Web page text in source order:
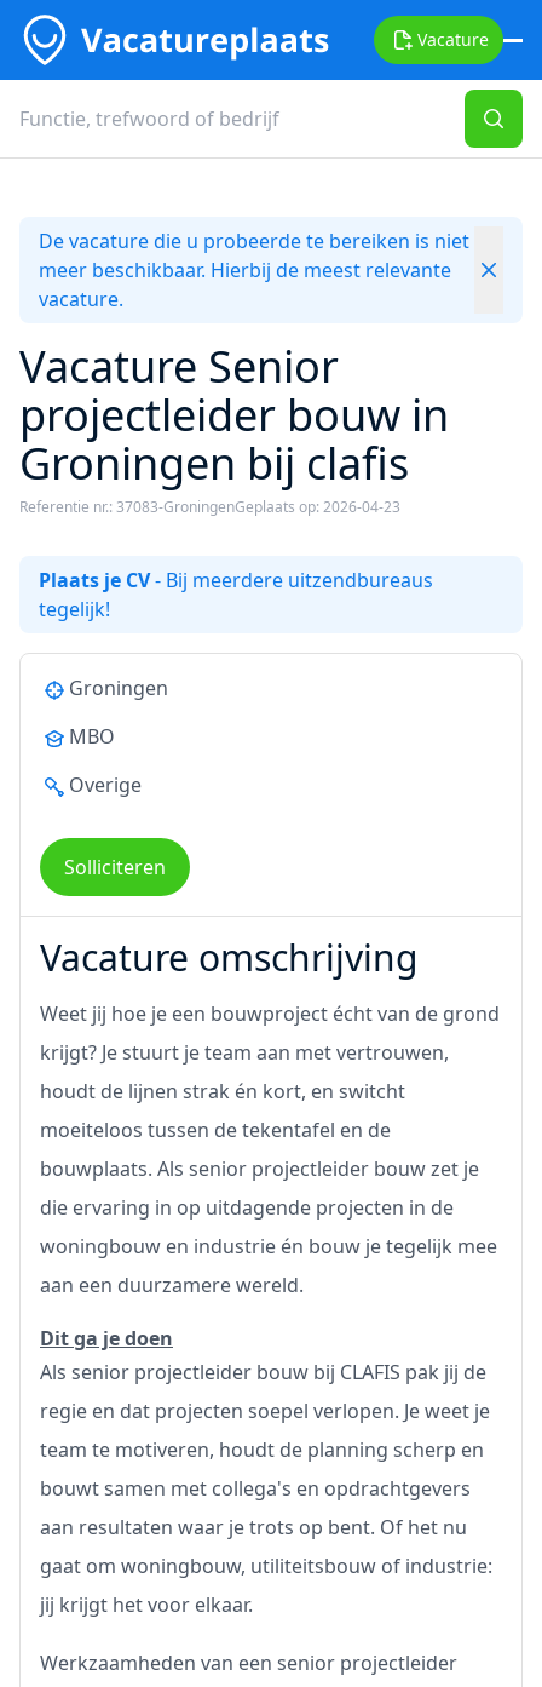
Vacature
De vacature die u probeerde te bereiken is niet
meer beschikbaar. Hierbij de meest relevante
vacature.
Vacature Senior
projectleider bouw in
Groningen bij clafis
Referentie nr.: 37083-GroningenGeplaats op: 2026-04-23
Plaats je CV- Bij meerdere uitzendbureaus
tegelijk!
Groningen
MBO
Overige
Solliciteren
Vacature omschrijving
Weet jij hoe je een bouwproject écht van de grond
krijgt? Je stuurt je team aan met vertrouwen,
houdt de lijnen strak én kort, en switcht
moeiteloos tussen de tekentafel en de
bouwplaats. Als senior projectleider bouw zet je
die ervaring in op uitdagende projecten in de
woningbouw en industrie én bouw je tegelijk mee
aan een duurzamere wereld.
Dit ga je doen
Als senior projectleider bouw bij CLAFIS pak jij de
regie en dat projecten soepel verlopen. Je weet je
team te motiveren, houdt de planning scherp en
bouwt samen met collega's en opdrachtgevers
aan resultaten waar je trots op bent. Of het nu
gaat om woningbouw, utiliteitsbouw of industrie:
jij krijgt het voor elkaar.
Werkzaamheden van een senior projectleider